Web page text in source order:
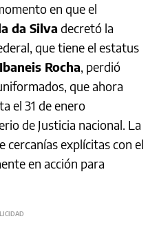
en que el
da Silva decretó la
que tiene el estatus
Ibaneis Rocha, perdió
que ahora
el 31 de enero
de Justicia nacional. La
cercanías explícitas con el
en acción para